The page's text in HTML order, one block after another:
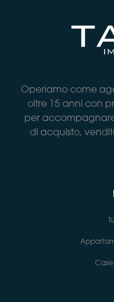
Operiamo come
oltre 15 anni con
per
di acquisto,
Case